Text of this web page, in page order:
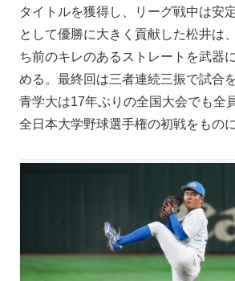
タイトルを獲得し、リーグ戦中は安
として優勝に大きく貢献した松井は
ち前のキレのあるストレートを武器
める。最終回は三者連続三振で試合
青学大は17年ぶりの全国大会でも全
全日本大学野球選手権の初戦をものに